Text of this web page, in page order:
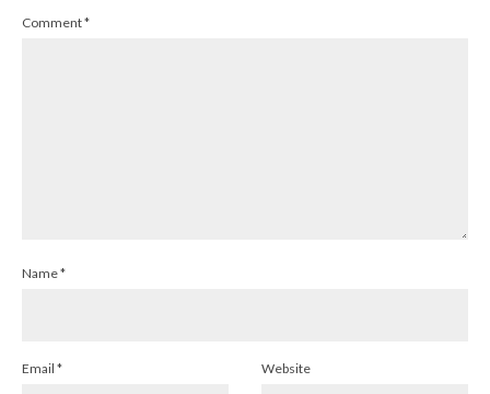
Comment*
Name*
Email * Website